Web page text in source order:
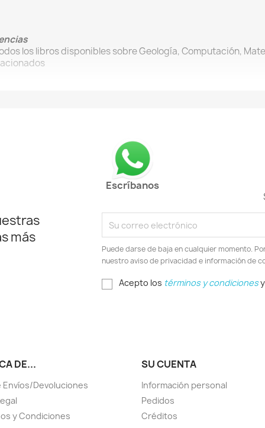
los libros disponibles sobre Geología, Computación,
Escríbanos
más
Puede darse de baja en cualquier momento.
nuestro aviso de privacidad e información de
Acepto los términos y condiciones
DE...
Envíos/Devoluciones
y Condiciones
SU CUENTA
Información personal
Pedidos
Créditos